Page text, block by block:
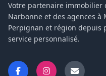
Votre partenaire immobilier
Narbonne et des agences à
Perpignan et région depuis
service personnalisé.